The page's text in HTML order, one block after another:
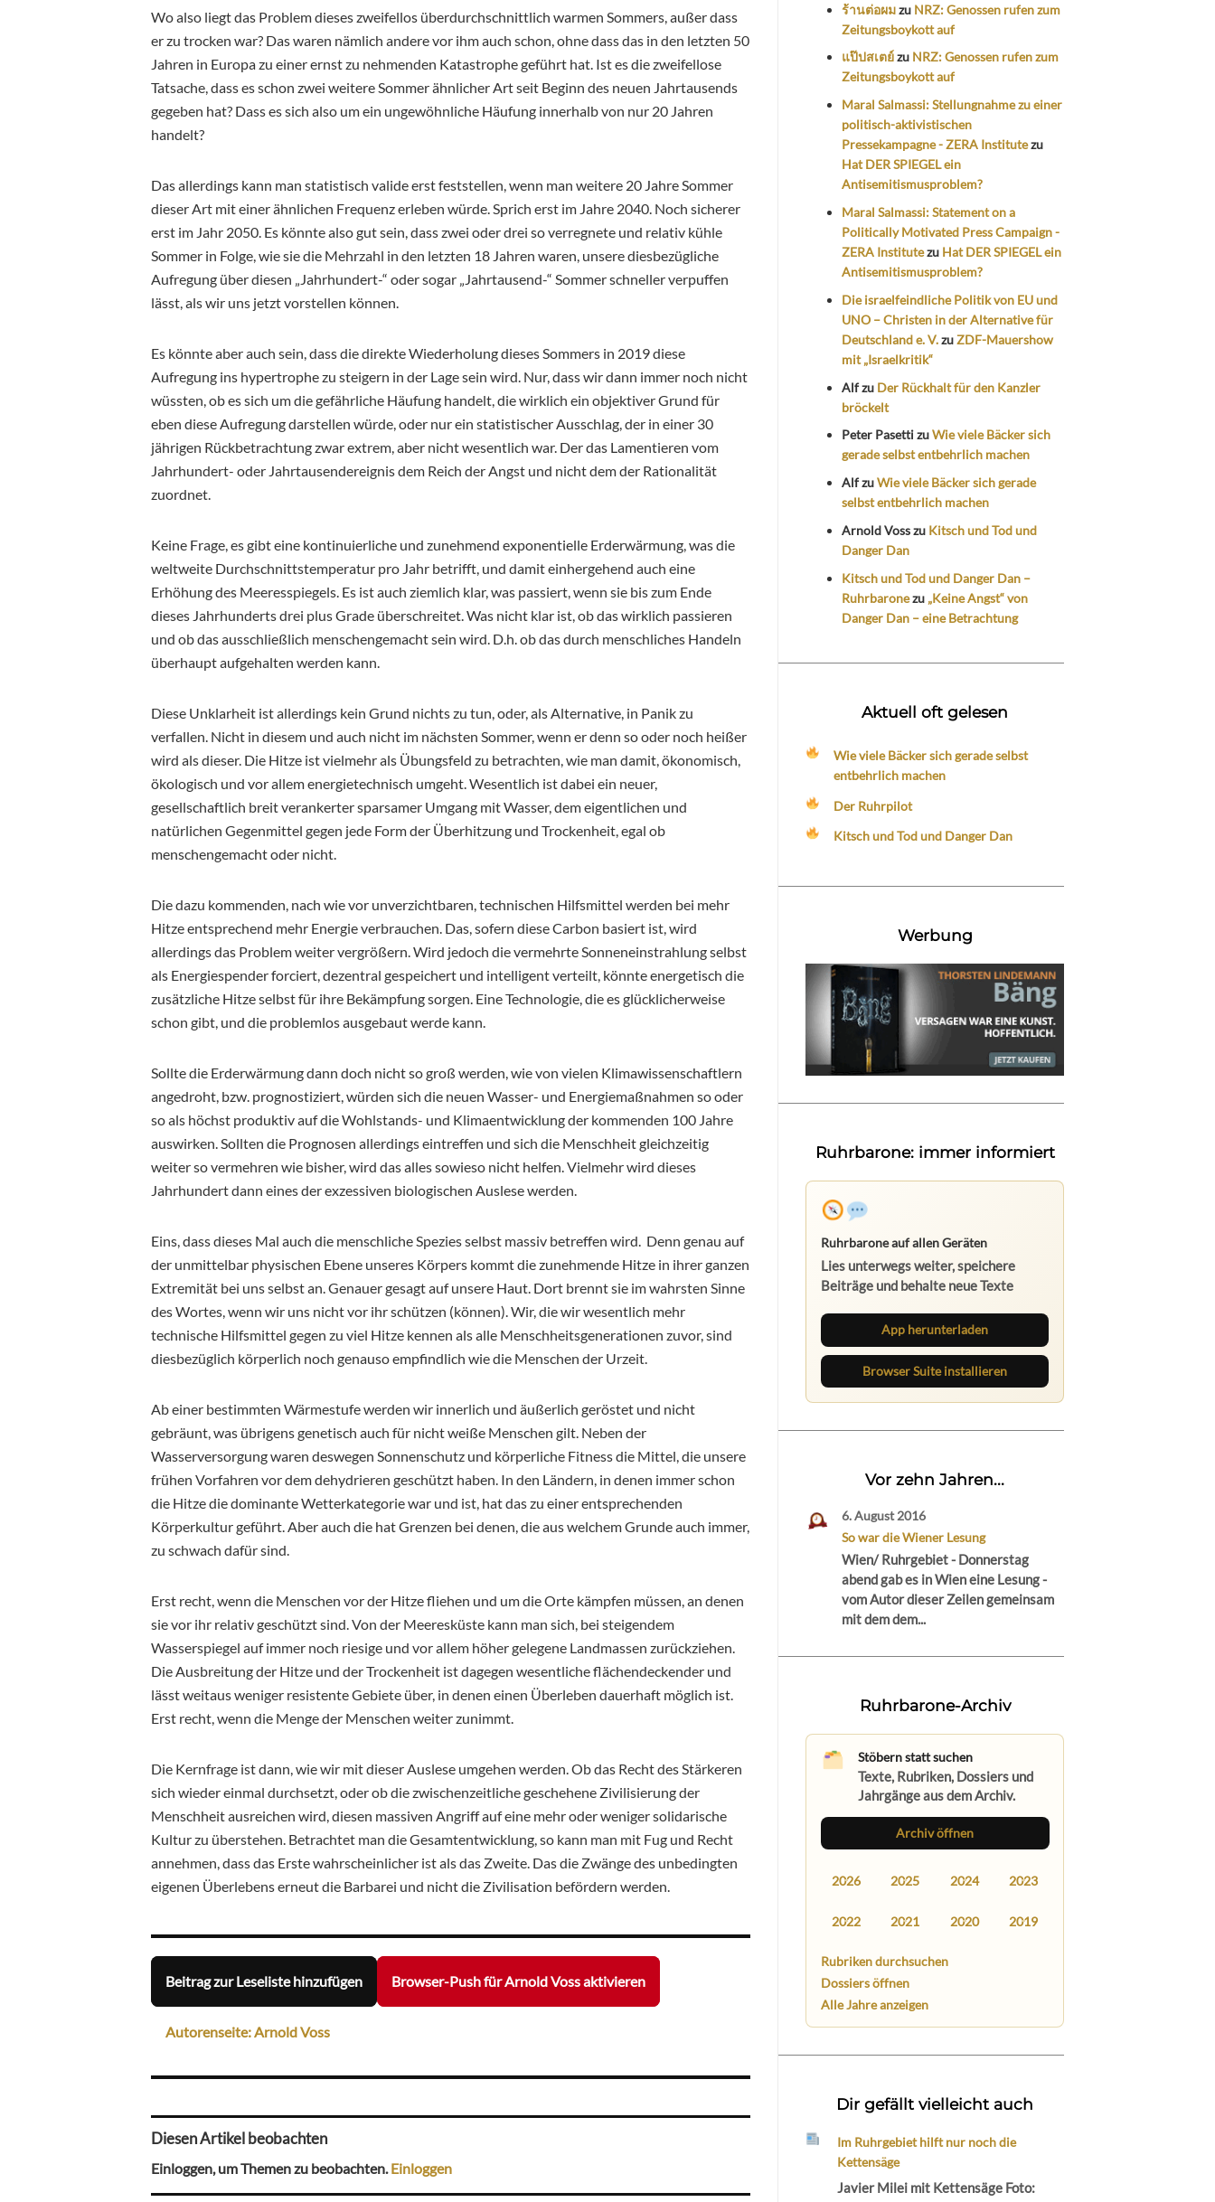
Wo also liegt das Problem dieses zweifellos überdurchschnittlich warmen Sommers, außer dass
er zu trocken war? Das waren nämlich andere vor ihm auch schon, ohne dass das in den letzten 50
Jahren in Europa zu einer ernst zu nehmenden Katastrophe geführt hat. Ist es die zweifellose
Tatsache, dass es schon zwei weitere Sommer ähnlicher Art seit Beginn des neuen Jahrtausends
gegeben hat? Dass es sich also um ein ungewöhnliche Häufung innerhalb von nur 20 Jahren
handelt?
Das allerdings kann man statistisch valide erst feststellen, wenn man weitere 20 Jahre Sommer
dieser Art mit einer ähnlichen Frequenz erleben würde. Sprich erst im Jahre 2040. Noch sicherer
erst im Jahr 2050. Es könnte also gut sein, dass zwei oder drei so verregnete und relativ kühle
Sommer in Folge, wie sie die Mehrzahl in den letzten 18 Jahren waren, unsere diesbezügliche
Aufregung über diesen „Jahrhundert-“ oder sogar „Jahrtausend-“ Sommer schneller verpuffen
lässt, als wir uns jetzt vorstellen können.
Es könnte aber auch sein, dass die direkte Wiederholung dieses Sommers in 2019 diese
Aufregung ins hypertrophe zu steigern in der Lage sein wird. Nur, dass wir dann immer noch nicht
wüssten, ob es sich um die gefährliche Häufung handelt, die wirklich ein objektiver Grund für
eben diese Aufregung darstellen würde, oder nur ein statistischer Ausschlag, der in einer 30
jährigen Rückbetrachtung zwar extrem, aber nicht wesentlich war. Der das Lamentieren vom
Jahrhundert- oder Jahrtausendereignis dem Reich der Angst und nicht dem der Rationalität
zuordnet.
Keine Frage, es gibt eine kontinuierliche und zunehmend exponentielle Erderwärmung, was die
weltweite Durchschnittstemperatur pro Jahr betrifft, und damit einhergehend auch eine
Erhöhung des Meeresspiegels. Es ist auch ziemlich klar, was passiert, wenn sie bis zum Ende
dieses Jahrhunderts drei plus Grade überschreitet. Was nicht klar ist, ob das wirklich passieren
und ob das ausschließlich menschengemacht sein wird. D.h. ob das durch menschliches Handeln
überhaupt aufgehalten werden kann.
Diese Unklarheit ist allerdings kein Grund nichts zu tun, oder, als Alternative, in Panik zu
verfallen. Nicht in diesem und auch nicht im nächsten Sommer, wenn er denn so oder noch heißer
wird als dieser. Die Hitze ist vielmehr als Übungsfeld zu betrachten, wie man damit, ökonomisch,
ökologisch und vor allem energietechnisch umgeht. Wesentlich ist dabei ein neuer,
gesellschaftlich breit verankerter sparsamer Umgang mit Wasser, dem eigentlichen und
natürlichen Gegenmittel gegen jede Form der Überhitzung und Trockenheit, egal ob
menschengemacht oder nicht.
Die dazu kommenden, nach wie vor unverzichtbaren, technischen Hilfsmittel werden bei mehr
Hitze entsprechend mehr Energie verbrauchen. Das, sofern diese Carbon basiert ist, wird
allerdings das Problem weiter vergrößern. Wird jedoch die vermehrte Sonneneinstrahlung selbst
als Energiespender forciert, dezentral gespeichert und intelligent verteilt, könnte energetisch die
zusätzliche Hitze selbst für ihre Bekämpfung sorgen. Eine Technologie, die es glücklicherweise
schon gibt, und die problemlos ausgebaut werde kann.
Sollte die Erderwärmung dann doch nicht so groß werden, wie von vielen Klimawissenschaftlern
angedroht, bzw. prognostiziert, würden sich die neuen Wasser- und Energiemaßnahmen so oder
so als höchst produktiv auf die Wohlstands- und Klimaentwicklung der kommenden 100 Jahre
auswirken. Sollten die Prognosen allerdings eintreffen und sich die Menschheit gleichzeitig
weiter so vermehren wie bisher, wird das alles sowieso nicht helfen. Vielmehr wird dieses
Jahrhundert dann eines der exzessiven biologischen Auslese werden.
Eins, dass dieses Mal auch die menschliche Spezies selbst massiv betreffen wird. Denn genau auf
der unmittelbar physischen Ebene unseres Körpers kommt die zunehmende Hitze in ihrer ganzen
Extremität bei uns selbst an. Genauer gesagt auf unsere Haut. Dort brennt sie im wahrsten Sinne
des Wortes, wenn wir uns nicht vor ihr schützen (können). Wir, die wir wesentlich mehr
technische Hilfsmittel gegen zu viel Hitze kennen als alle Menschheitsgenerationen zuvor, sind
diesbezüglich körperlich noch genauso empfindlich wie die Menschen der Urzeit.
Ab einer bestimmten Wärmestufe werden wir innerlich und äußerlich geröstet und nicht
gebräunt, was übrigens genetisch auch für nicht weiße Menschen gilt. Neben der
Wasserversorgung waren deswegen Sonnenschutz und körperliche Fitness die Mittel, die unsere
frühen Vorfahren vor dem dehydrieren geschützt haben. In den Ländern, in denen immer schon
die Hitze die dominante Wetterkategorie war und ist, hat das zu einer entsprechenden
Körperkultur geführt. Aber auch die hat Grenzen bei denen, die aus welchem Grunde auch immer,
zu schwach dafür sind.
Erst recht, wenn die Menschen vor der Hitze fliehen und um die Orte kämpfen müssen, an denen
sie vor ihr relativ geschützt sind. Von der Meeresküste kann man sich, bei steigendem
Wasserspiegel auf immer noch riesige und vor allem höher gelegene Landmassen zurückziehen.
Die Ausbreitung der Hitze und der Trockenheit ist dagegen wesentliche flächendeckender und
lässt weitaus weniger resistente Gebiete über, in denen einen Überleben dauerhaft möglich ist.
Erst recht, wenn die Menge der Menschen weiter zunimmt.
Die Kernfrage ist dann, wie wir mit dieser Auslese umgehen werden. Ob das Recht des Stärkeren
sich wieder einmal durchsetzt, oder ob die zwischenzeitliche geschehene Zivilisierung der
Menschheit ausreichen wird, diesen massiven Angriff auf eine mehr oder weniger solidarische
Kultur zu überstehen. Betrachtet man die Gesamtentwicklung, so kann man mit Fug und Recht
annehmen, dass das Erste wahrscheinlicher ist als das Zweite. Das die Zwänge des unbedingten
eigenen Überlebens erneut die Barbarei und nicht die Zivilisation befördern werden.
Beitrag zur Leseliste hinzufügen Browser-Push für Arnold Voss aktivieren
Autorenseite: Arnold Voss
Diesen Artikel beobachten
Einloggen, um Themen zu beobachten.Einloggen
ร้านต่อผมzu NRZ: Genossen rufen zum
Zeitungsboykott auf
แป๊ปสเตย์zu NRZ: Genossen rufen zum
Zeitungsboykott auf
Maral Salmassi: Stellungnahme zu einer
politisch-aktivistischen
Pressekampagne - ZERA Institutezu
Hat DER SPIEGEL ein
Antisemitismusproblem?
Maral Salmassi: Statement on a
Politically Motivated Press Campaign -
ZERA Institutezu Hat DER SPIEGEL ein
Antisemitismusproblem?
Die israelfeindliche Politik von EU und
UNO – Christen in der Alternative für
Deutschland e. V.zuZDF-Mauershow
mit „Israelkritik“
Alfzu Der Rückhalt für den Kanzler
bröckelt
Peter PasettizuWie viele Bäcker sich
gerade selbst entbehrlich machen
AlfzuWie viele Bäcker sich gerade
selbst entbehrlich machen
Arnold Vosszu Kitsch und Tod und
Danger Dan
Kitsch und Tod und Danger Dan –
Ruhrbaronezu „Keine Angst“ von
Danger Dan – eine Betrachtung
Aktuell oft gelesen
Wie viele Bäcker sich gerade selbst
entbehrlich machen
Der Ruhrpilot
Kitsch und Tod und Danger Dan
Werbung
Ruhrbarone: immer informiert
Ruhrbarone auf allen Geräten
Lies unterwegs weiter, speichere
Beiträge und behalte neue Texte
App herunterladen
Browser Suite installieren
Vor zehn Jahren...
6. August 2016
So war die Wiener Lesung
Wien/ Ruhrgebiet - Donnerstag
abend gab es in Wien eine Lesung -
vom Autor dieser Zeilen gemeinsam
mit dem dem...
Ruhrbarone-Archiv
Stöbern statt suchen
Texte, Rubriken, Dossiers und
Jahrgänge aus dem Archiv.
Archiv öffnen
2026 2025 2024 2023
2022 2021 2020 2019
Rubriken durchsuchen
Dossiers öffnen
Alle Jahre anzeigen
Dir gefällt vielleicht auch
Im Ruhrgebiet hilft nur noch die
Kettensäge
Javier Milei mit Kettensäge Foto: